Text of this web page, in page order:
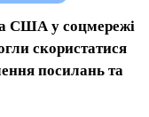
США у соцмережі
скористатися
посилань та